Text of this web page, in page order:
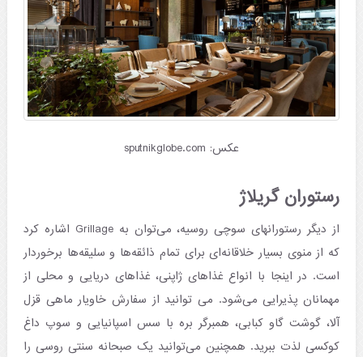
عکس: sputnikglobe.com
رستوران گریلاژ
از دیگر رستورانهای سوچی روسیه، می‌توان به Grillage اشاره کرد
که از منوی بسیار خلاقانه‌ای برای تمام ذائقه‌ها و سلیقه‌ها برخوردار
است. در اینجا با انواع غذاهای ژاپنی، غذاهای دریایی و محلی از
مهمانان پذیرایی می‌شود. می توانید از سفارش خاویار ماهی قزل
آلا، گوشت گاو کبابی، همبرگر بره با سس اسپانیایی و سوپ داغ
کوکسی لذت ببرید. همچنین می‌توانید یک صبحانه سنتی روسی را